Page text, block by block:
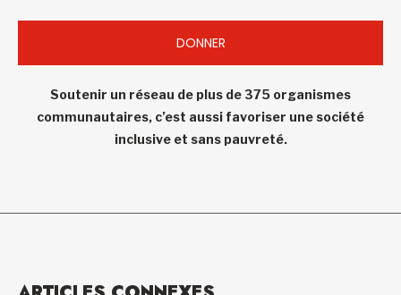
DONNER
Soutenir un réseau de plus de 375 organismes
communautaires, c’est aussi favoriser une société
inclusive et sans pauvreté.